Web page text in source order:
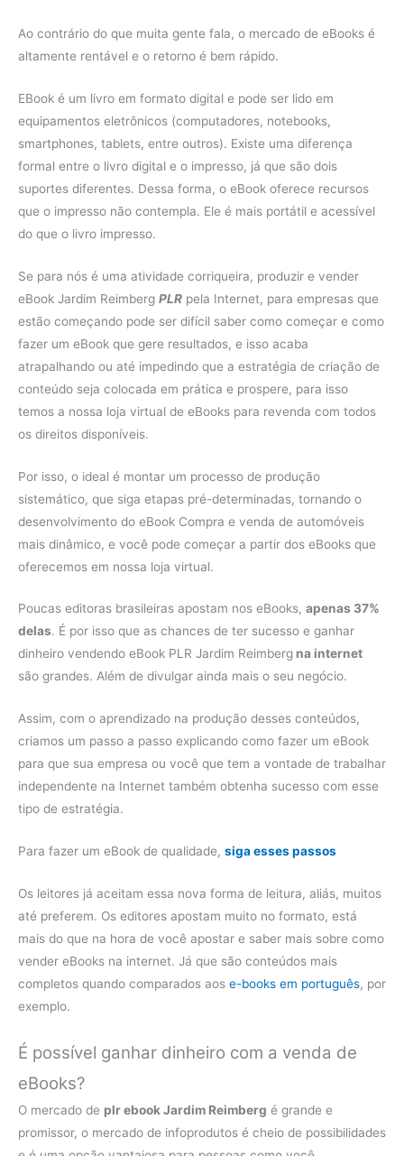
Ao contrário do que muita gente fala, o mercado de eBooks é
altamente rentável e o retorno é bem rápido.
EBook é um livro em formato digital e pode ser lido em
equipamentos eletrônicos (computadores, notebooks,
smartphones, tablets, entre outros). Existe uma diferença
formal entre o livro digital e o impresso, já que são dois
suportes diferentes. Dessa forma, o eBook oferece recursos
que o impresso não contempla. Ele é mais portátil e acessível
do que o livro impresso.
Se para nós é uma atividade corriqueira, produzir e vender
eBook Jardim Reimberg PLR pela Internet, para empresas que
estão começando pode ser difícil saber como começar e como
fazer um eBook que gere resultados, e isso acaba
atrapalhando ou até impedindo que a estratégia de criação de
conteúdo seja colocada em prática e prospere, para isso
temos a nossa loja virtual de eBooks para revenda com todos
os direitos disponíveis.
Por isso, o ideal é montar um processo de produção
sistemático, que siga etapas pré-determinadas, tornando o
desenvolvimento do eBook Compra e venda de automóveis
mais dinâmico, e você pode começar a partir dos eBooks que
oferecemos em nossa loja virtual.
Poucas editoras brasileiras apostam nos eBooks, apenas 37%
delas. É por isso que as chances de ter sucesso e ganhar
dinheiro vendendo eBook PLR Jardim Reimberg na internet
são grandes. Além de divulgar ainda mais o seu negócio.
Assim, com o aprendizado na produção desses conteúdos,
criamos um passo a passo explicando como fazer um eBook
para que sua empresa ou você que tem a vontade de trabalhar
independente na Internet também obtenha sucesso com esse
tipo de estratégia.
Para fazer um eBook de qualidade, siga esses passos
Os leitores já aceitam essa nova forma de leitura, aliás, muitos
até preferem. Os editores apostam muito no formato, está
mais do que na hora de você apostar e saber mais sobre como
vender eBooks na internet. Já que são conteúdos mais
completos quando comparados aos e-books em português, por
exemplo.
É possível ganhar dinheiro com a venda de
eBooks?
O mercado de plr ebook Jardim Reimberg é grande e
promissor, o mercado de infoprodutos é cheio de possibilidades